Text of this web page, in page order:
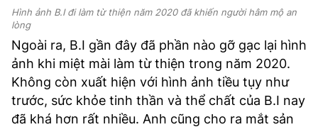
Hình ảnh B.I đi làm từ thiện năm 2020 đã khiến người hâm mộ an
lòng
Ngoài ra, B.I gần đây đã phần nào gỡ gạc lại hình
ảnh khi miệt mài làm từ thiện trong năm 2020.
Không còn xuất hiện với hình ảnh tiều tụy như
trước, sức khỏe tinh thần và thể chất của B.I nay
đã khá hơn rất nhiều. Anh cũng cho ra mắt sản